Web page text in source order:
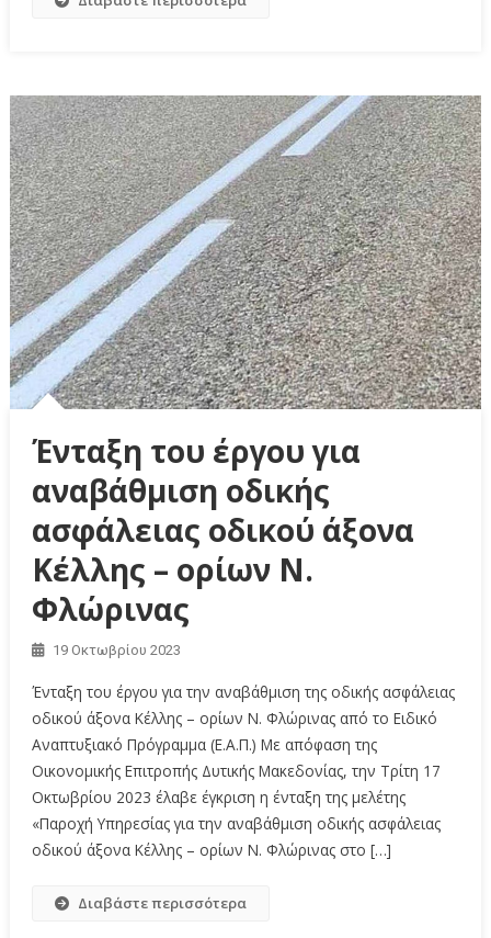
Ένταξη του έργου για
αναβάθμιση οδικής
ασφάλειας οδικού άξονα
Κέλλης – ορίων Ν.
Φλώρινας
19 Οκτωβρίου 2023
Ένταξη του έργου για την αναβάθμιση της οδικής ασφάλειας
οδικού άξονα Κέλλης – ορίων Ν. Φλώρινας από το Ειδικό
Αναπτυξιακό Πρόγραμμα (Ε.Α.Π.) Με απόφαση της
Οικονομικής Επιτροπής Δυτικής Μακεδονίας, την Τρίτη 17
Οκτωβρίου 2023 έλαβε έγκριση η ένταξη της μελέτης
«Παροχή Υπηρεσίας για την αναβάθμιση οδικής ασφάλειας
οδικού άξονα Κέλλης – ορίων Ν. Φλώρινας στο […]
Διαβάστε περισσότερα